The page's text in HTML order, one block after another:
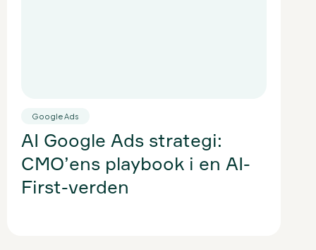
Google Ads
AI Google Ads strategi:
CMO’ens playbook i en AI-
First-verden